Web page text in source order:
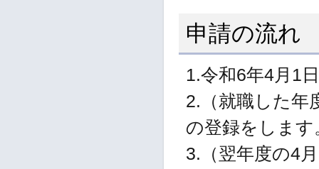
申請の流れ
1.令和6年4月1
2.（就職した年
の登録をします
3.（翌年度の4